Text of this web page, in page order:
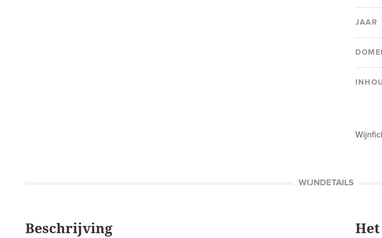
JAAR
WIJNDETAILS
Beschrijving